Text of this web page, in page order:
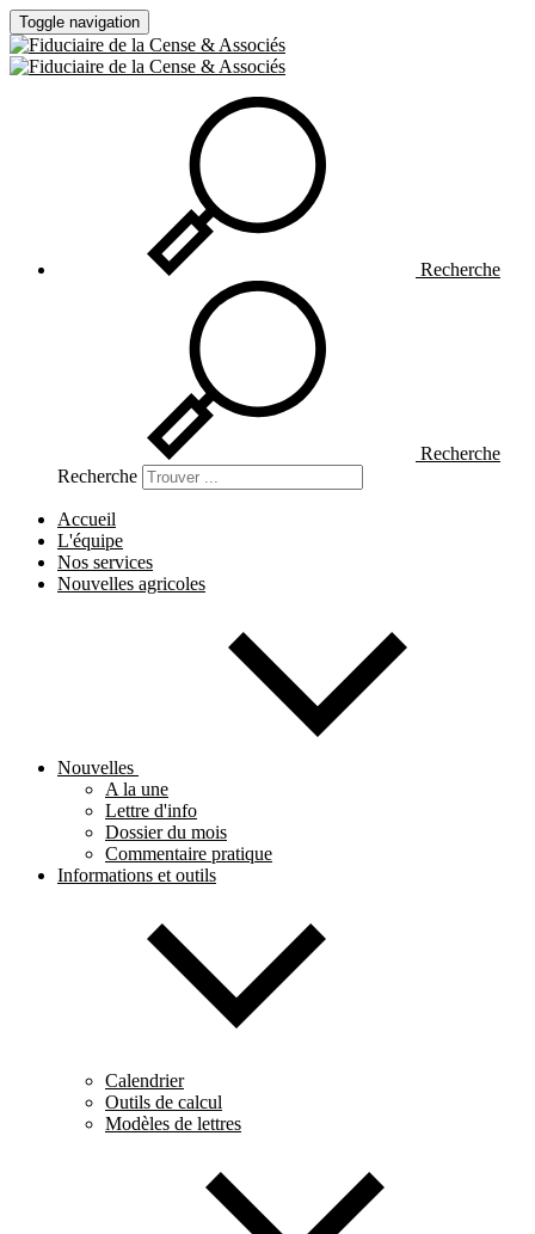
Toggle navigation
Recherche
Recherche
Recherche
Accueil
L'équipe
Nos services
Nouvelles agricoles
Nouvelles
A la une
Lettre d'info
Dossier du mois
Commentaire pratique
Informations et outils
Calendrier
Outils de calcul
Modèles de lettres